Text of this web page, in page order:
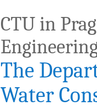
CTU in
The
Water